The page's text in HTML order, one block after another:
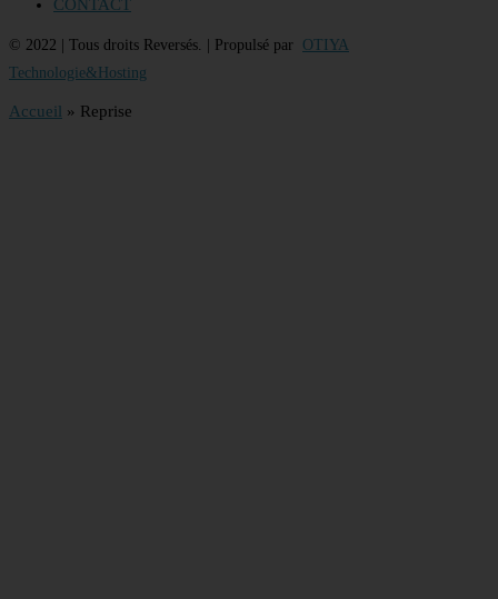
CONTACT
© 2022 | Tous droits Reversés. | Propulsé par OTIYA
Technologie&Hosting
Accueil » Reprise